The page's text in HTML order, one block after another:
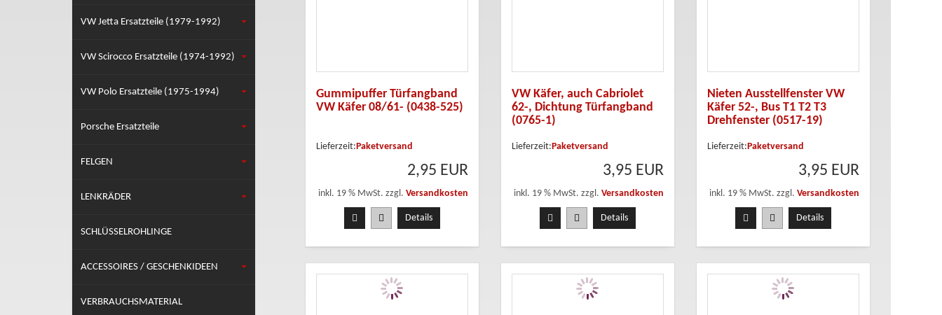
VW Jetta Ersatzteile (1979-1992)
VW Scirocco Ersatzteile (1974-1992)
VW Polo Ersatzteile (1975-1994)
Porsche Ersatzteile
FELGEN
LENKRÄDER
SCHLÜSSELROHLINGE
ACCESSOIRES / GESCHENKIDEEN
VERBRAUCHSMATERIAL
Gummipuffer Türfangband
VW Käfer 08/61- (0438-525)
Lieferzeit: Paketversand
2,95 EUR
inkl. 19 % MwSt. zzgl. Versandkosten
Details
VW Käfer, auch Cabriolet
62-, Dichtung Türfangband
(0765-1)
Lieferzeit: Paketversand
3,95 EUR
inkl. 19 % MwSt. zzgl. Versandkosten
Details
Nieten Ausstellfenster VW
Käfer 52-, Bus T1 T2 T3
Drehfenster (0517-19)
Lieferzeit: Paketversand
3,95 EUR
inkl. 19 % MwSt. zzgl. Versandkosten
Details